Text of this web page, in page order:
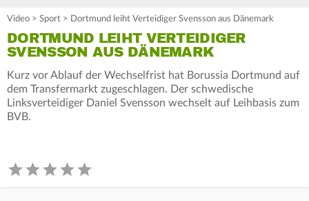
Video > Sport > Dortmund leiht Verteidiger Svensson aus Dänemark
DORTMUND LEIHT VERTEIDIGER
SVENSSON AUS DÄNEMARK
Kurz vor Ablauf der Wechselfrist hat Borussia Dortmund auf
dem Transfermarkt zugeschlagen. Der schwedische
Linksverteidiger Daniel Svensson wechselt auf Leihbasis zum
BVB.